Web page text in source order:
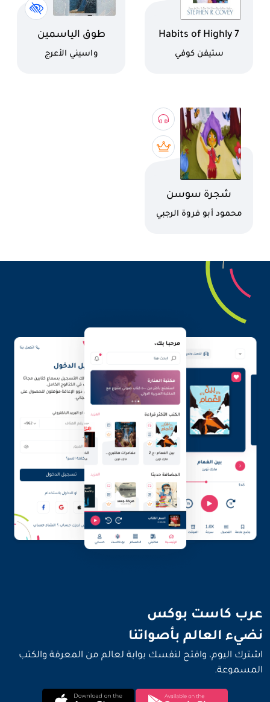
اسم الكتاب
7 Habits of Highly
Effective Families
كاتب
ستيفن كوفي
اسم الكتاب
طوق الياسمين
(رواية)كاتب
واسيني الأعرج
اسم الكتاب
شجرة سوسن
الرائعة
كاتب
محمود أبو فروة الرجبي
عرب كاست بوكس
نضيء العالم بأصواتنا
اشترك اليوم، وافتح لنفسك بوابة لعالم من المعرفة والكتب
المسموعة.